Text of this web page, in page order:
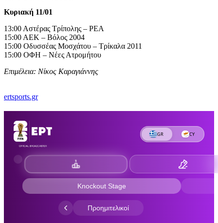
Κυριακή 11/01
13:00 Αστέρας Τρίπολης – ΡΕΑ
15:00 ΑΕΚ – Βόλος 2004
15:00 Οδυσσέας Μοσχάτου – Τρίκαλα 2011
15:00 ΟΦΗ – Νέες Ατρομήτου
Επιμέλεια: Νίκος Καραγιάννης
ertsports.gr